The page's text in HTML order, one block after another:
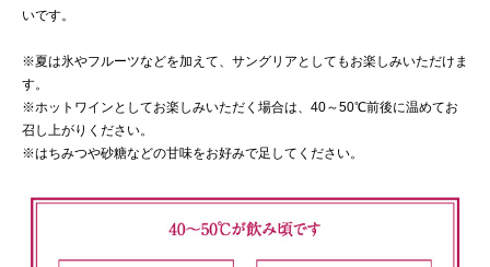
いです。
※夏は氷やフルーツなどを加えて、サングリアとしてもお楽しみいただけま
す。
※ホットワインとしてお楽しみいただく場合は、40～50℃前後に温めてお
召し上がりください。
※はちみつや砂糖などの甘味をお好みで足してください。